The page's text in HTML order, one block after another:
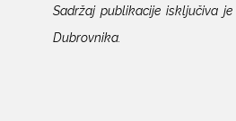
Sadržaj publikacije isključiva
Dubrovnika.